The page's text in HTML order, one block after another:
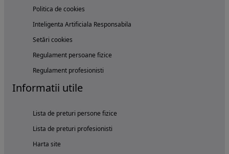
Politica de cookies
Inteligenta Artificiala Responsabila
Setări cookies
Regulament persoane fizice
Regulament profesionisti
Informatii utile
Lista de preturi persone fizice
Lista de preturi profesionisti
Harta site